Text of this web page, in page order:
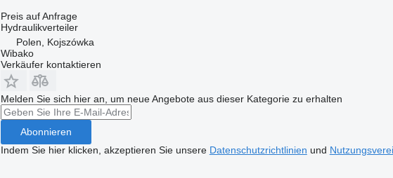
Preis auf Anfrage
Hydraulikverteiler
Polen, Kojszówka
Wibako
Verkäufer kontaktieren
Melden Sie sich hier an, um neue Angebote aus dieser Kategorie zu erhalten
Abonnieren
Indem Sie hier klicken, akzeptieren Sie unsere Datenschutzrichtlinien und